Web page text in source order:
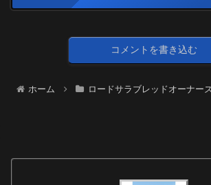
コメントを書き込む
ホーム ロードサラブレッドオーナー